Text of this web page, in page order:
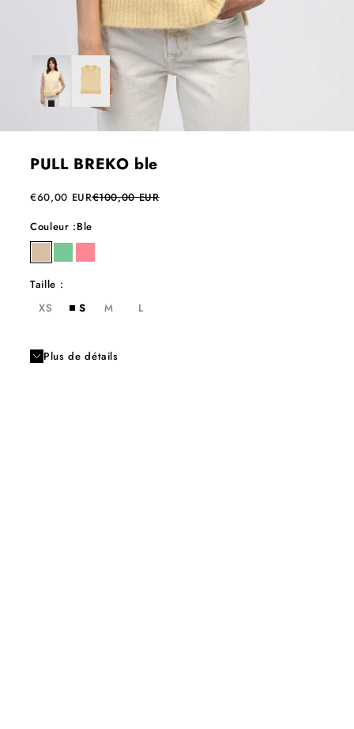
PULL BREKO ble
Prix de vente
€60,00 EURPrix normal
€100,00 EUR
Couleur :Ble
ble jaderose fluo
Taille :
XS
S M L
Plus de détails